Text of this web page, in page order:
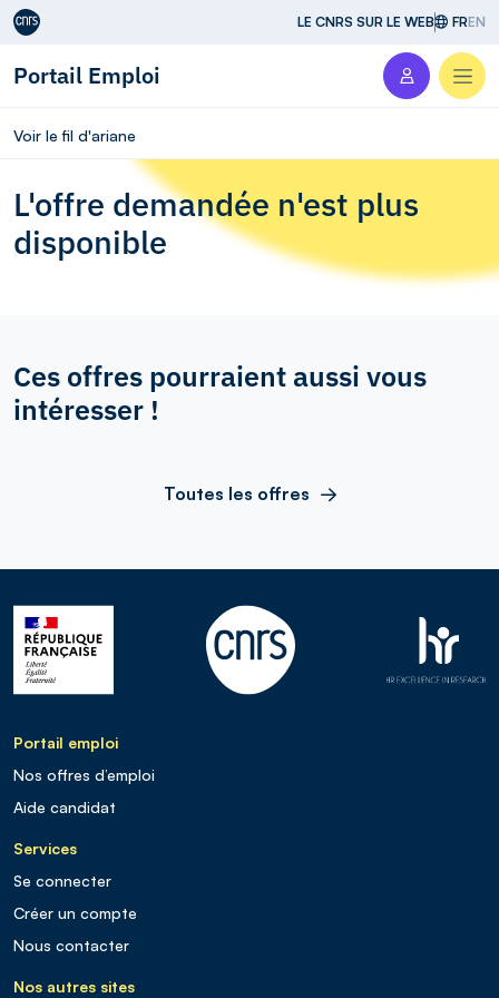
Aller au contenu LE CNRS SUR LE WEB FREN
Portail Emploi
Voir le fil d'ariane
L'offre demandée n'est plus
disponible
Ces offres pourraient aussi vous
intéresser !
Toutes les offres
Portail emploi
Nos offres d’emploi
Aide candidat
Services
Se connecter
Créer un compte
Nous contacter
Nos autres sites